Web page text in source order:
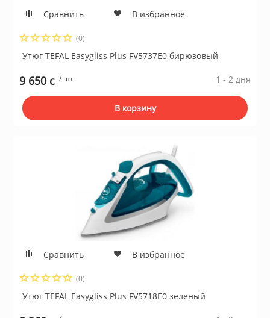
Сравнить В избранное
(0)
Утюг TEFAL Easygliss Plus FV5737E0 бирюзовый
9 650 c / шт. 1 - 2 дня
В корзину
Сравнить В избранное
(0)
Утюг TEFAL Easygliss Plus FV5718E0 зеленый